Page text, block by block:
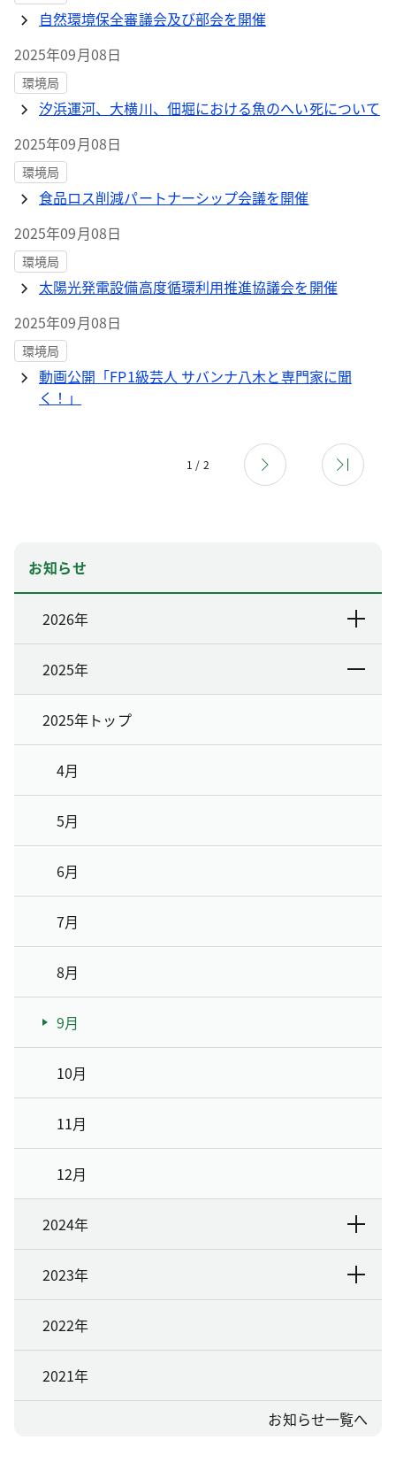
自然環境保全審議会及び部会を開催
2025年09月08日
環境局
汐浜運河、大横川、佃堀における魚のへい死について
2025年09月08日
環境局
食品ロス削減パートナーシップ会議を開催
2025年09月08日
環境局
太陽光発電設備高度循環利用推進協議会を開催
2025年09月08日
環境局
動画公開「FP1級芸人 サバンナ八木と専門家に聞
く！」
1 / 2
お知らせ
2026年
2025年
2025年トップ
4月
5月
6月
7月
8月
9月
10月
11月
12月
2024年
2023年
2022年
2021年
お知らせ一覧へ